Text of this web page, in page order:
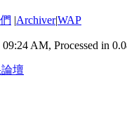
|Archiver|WAP
AM, Processed in
壇